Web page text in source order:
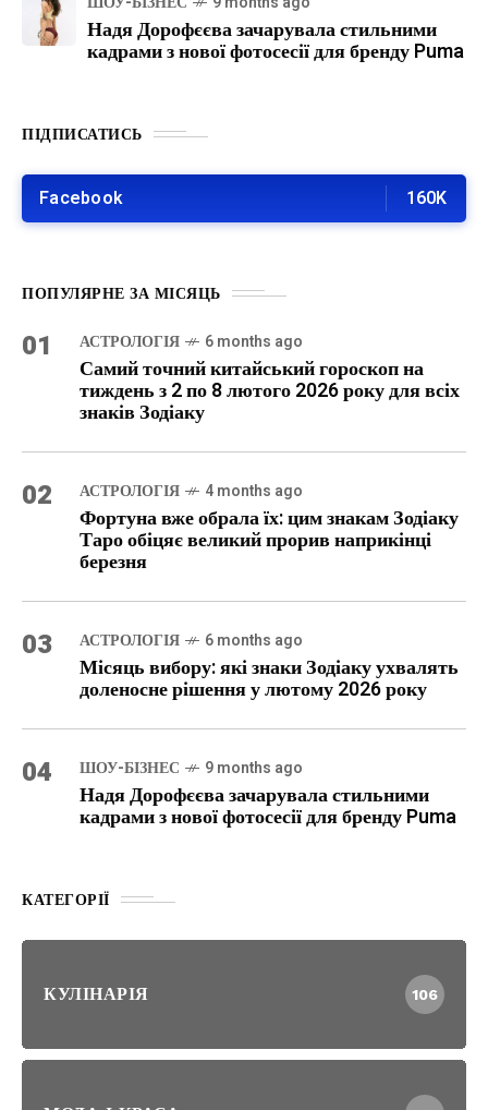
Надя Дорофєєва зачарувала стильними
кадрами з нової фотосесії для бренду Puma
ПІДПИСАТИСЬ
Facebook 160K
ПОПУЛЯРНЕ ЗА МІСЯЦЬ
01 АСТРОЛОГІЯ 6 months ago
Самий точний китайський гороскоп на
тиждень з 2 по 8 лютого 2026 року для всіх
знаків Зодіаку
02 АСТРОЛОГІЯ 4 months ago
Фортуна вже обрала їх: цим знакам Зодіаку
Таро обіцяє великий прорив наприкінці
березня
03 АСТРОЛОГІЯ 6 months ago
Місяць вибору: які знаки Зодіаку ухвалять
доленосне рішення у лютому 2026 року
04 ШОУ-БІЗНЕС 9 months ago
Надя Дорофєєва зачарувала стильними
кадрами з нової фотосесії для бренду Puma
КАТЕГОРІЇ
КУЛІНАРІЯ 106